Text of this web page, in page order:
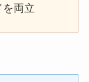
両立